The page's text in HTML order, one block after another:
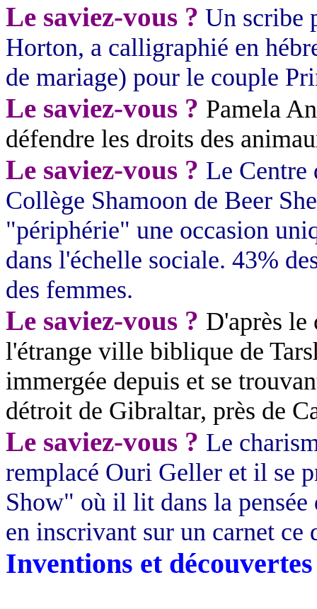
Le saviez-vous ? Un scribe
Horton, a calligraphié en
de mariage) pour le couple
Le saviez-vous ? Pamela
défendre les droits des
Le saviez-vous ? Le Centre
Collège Shamoon de Beer
"périphérie" une occasion
dans l'échelle sociale. 43%
des femmes.
Le saviez-vous ? D'après le
l'étrange ville biblique de
immergée depuis et se
détroit de Gibraltar, près de
Le saviez-vous ? Le
remplacé Ouri Geller et il se
Show" où il lit dans la
en inscrivant sur un carnet ce
Inventions et découvertes